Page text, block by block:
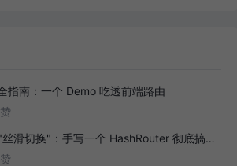
指南：一个 Demo 吃透前端路由
从"整个页面刷新"到"丝滑切换"：手写一个 HashRouter 彻底搞懂前端路由